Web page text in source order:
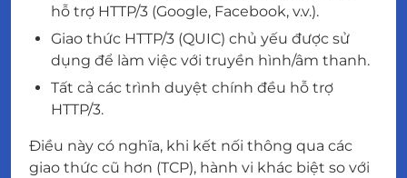
hỗ trợ HTTP/3 (Google, Facebook, v.v.).
Giao thức HTTP/3 (QUIC) chủ yếu được sử
dụng để làm việc với truyền hình/âm thanh.
Tất cả các trình duyệt chính đều hỗ trợ
HTTP/3.
Điều này có nghĩa, khi kết nối thông qua các
giao thức cũ hơn (TCP), hành vi khác biệt so với